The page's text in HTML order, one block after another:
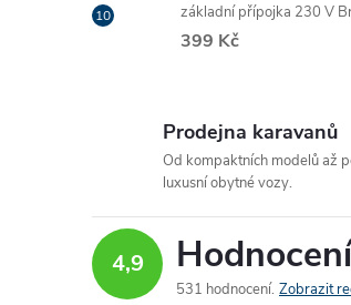
základní přípojka 230 V
399 Kč
Prodejna karavanů
Od kompaktních modelů až
luxusní obytné vozy.
4,9
531 hodnocení Zobrazit